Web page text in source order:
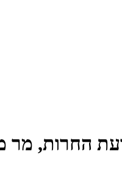
החרות, מר